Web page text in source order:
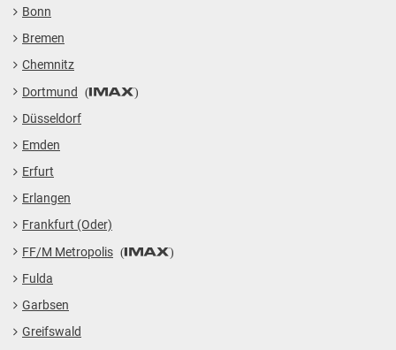
Bonn
Bremen
Chemnitz
Dortmund
Düsseldorf
Emden
Erfurt
Erlangen
Frankfurt (Oder)
FF/M Metropolis
Fulda
Garbsen
Greifswald